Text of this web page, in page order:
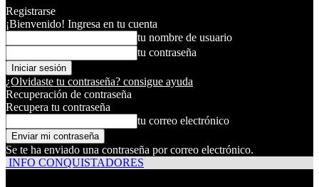
Registrarse
¡Bienvenido! Ingresa en tu cuenta
tu nombre de usuario
tu contraseña
¿Olvidaste tu contraseña? consigue ayuda
Recuperación de contraseña
Recupera tu contraseña
tu correo electrónico
Se te ha enviado una contraseña por correo electrónico.
INFO CONQUISTADORES